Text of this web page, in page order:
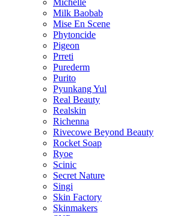
Michelle
Milk Baobab
Mise En Scene
Phytoncide
Pigeon
Prreti
Purederm
Purito
Pyunkang Yul
Real Beauty
Realskin
Richenna
Rivecowe Beyond Beauty
Rocket Soap
Ryoe
Scinic
Secret Nature
Singi
Skin Factory
Skinmakers